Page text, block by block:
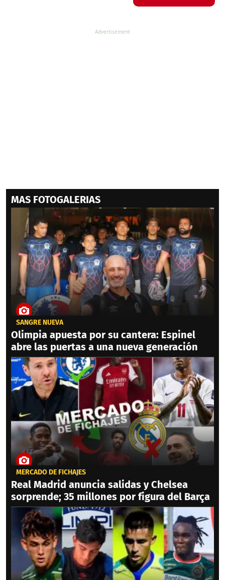
MAS FOTOGALERIAS
SANGRE NUEVA
Olimpia apuesta por su cantera: Espinel
abre las puertas a una nueva generación
MERCADO DE FICHAJES
Real Madrid anuncia salidas y Chelsea
sorprende; 35 millones por figura del Barça